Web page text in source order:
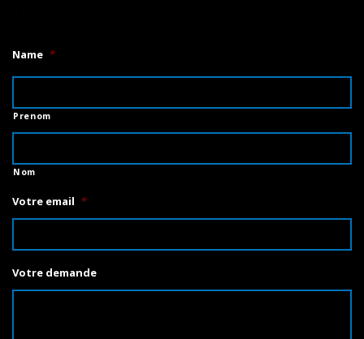
Name *
Prenom
Nom
Votre email *
Votre demande